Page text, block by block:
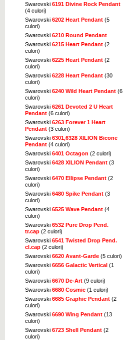
Swarovski 6191 Divine Rock Pendant
(4 culori)
Swarovski 6202 Heart Pendant (5
culori)
Swarovski 6210 Round Pendant
Swarovski 6215 Heart Pendant (2
culori)
Swarovski 6225 Heart Pendant (2
culori)
Swarovski 6228 Heart Pendant (30
culori)
Swarovski 6240 Wild Heart Pendant (6
culori)
Swarovski 6261 Devoted 2 U Heart
Pendant (6 culori)
Swarovski 6263 Forever 1 Heart
Pendant (3 culori)
Swarovski 6301,6328 XILION Bicone
Pendant (4 culori)
Swarovski 6401 Octagon (2 culori)
Swarovski 6428 XILION Pendant (3
culori)
Swarovski 6470 Ellipse Pendant (2
culori)
Swarovski 6480 Spike Pendant (3
culori)
Swarovski 6525 Wave Pendant (4
culori)
Swarovski 6532 Pure Drop Pend.
tr.cap (2 culori)
Swarovski 6541 Twisted Drop Pend.
cl.cap (2 culori)
Swarovski 6620 Avant-Garde (5 culori)
Swarovski 6656 Galactic Vertical (1
culori)
Swarovski 6670 De-Art (9 culori)
Swarovski 6680 Cosmic (1 culori)
Swarovski 6685 Graphic Pendant (2
culori)
Swarovski 6690 Wing Pendant (13
culori)
Swarovski 6723 Shell Pendant (2
culori)